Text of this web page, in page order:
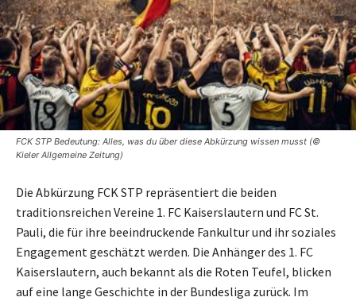
FCK STP Bedeutung: Alles, was du über diese Abkürzung wissen musst (©
Kieler Allgemeine Zeitung)
Die Abkürzung FCK STP repräsentiert die beiden
traditionsreichen Vereine 1. FC Kaiserslautern und FC St.
Pauli, die für ihre beeindruckende Fankultur und ihr soziales
Engagement geschätzt werden. Die Anhänger des 1. FC
Kaiserslautern, auch bekannt als die Roten Teufel, blicken
auf eine lange Geschichte in der Bundesliga zurück. Im